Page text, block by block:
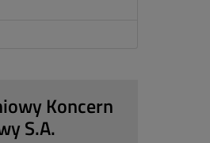
Koncern
S.A.